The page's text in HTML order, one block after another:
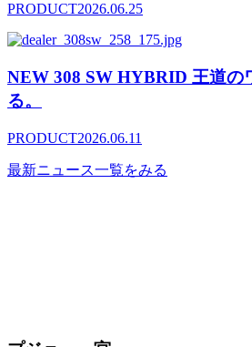
PRODUCT2026.06.25
NEW 308 SW HYBRID 王道の
る。
PRODUCT2026.06.11
最新ニュース一覧をみる